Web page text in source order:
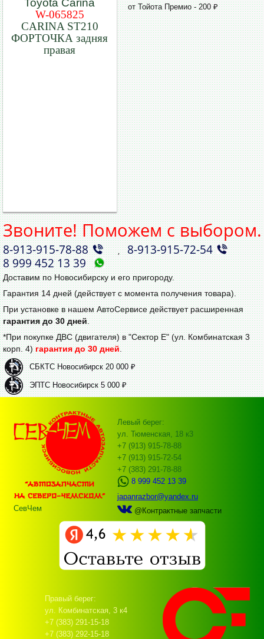
W-065825
CARINA ST210
ФОРТОЧКА задняя
правая
от Тойота Премио - 200 ₽
Звоните! Поможем с выбором.
8‑913‑915‑78‑88 ,8‑913‑915‑72‑54
8 999 452 13 39
Доставим по Новосибирску и его пригороду.
Гарантия 14 дней (действует с момента получения товара).
При установке в нашем АвтоСервисе действует расширенная
гарантия до 30 дней.
*При покупке ДВС (двигателя) в "Сектор Е" (ул. Комбинатская 3
корп. 4)гарантия до 30 дней.
СБКТС Новосибирск 20 000 ₽
ЭПТС Новосибирск 5 000 ₽
СевЧем
Левый берег:
ул. Тюменская, 18 к3
+7 (913) 915-78-88
+7 (913) 915-72-54
+7 (383) 291-78-88
8 999 452 13 39
japanrazbor@yandex.ru
@Контрактные запчасти
Правый берег:
ул. Комбинатская, 3 к4
+7 (383) 291-15-18
+7 (383) 292-15-18